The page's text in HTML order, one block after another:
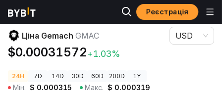
Реєстрація
Ціни криптовалют Ціна Gemach GMAC
Ціна Gemach GMAC
$0.00031572+1.03%
USD
24H 7D 14D 30D 60D 200D 1Y
Мін. $ 0.000315 Макс. $ 0.000319